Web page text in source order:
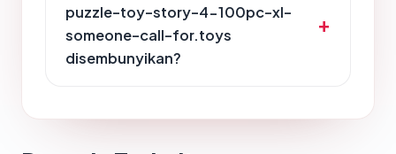
puzzle-toy-story-4-100pc-xl-
someone-call-for.toys
disembunyikan?